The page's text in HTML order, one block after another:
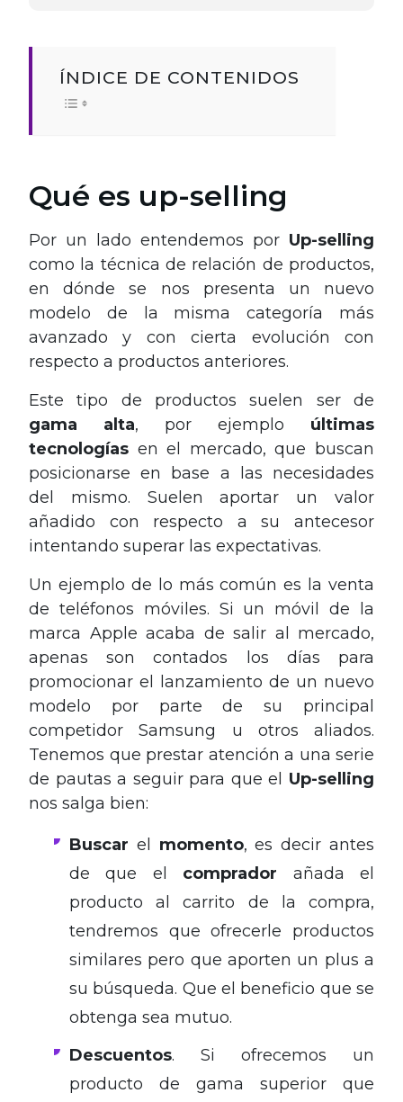
ÍNDICE DE CONTENIDOS
Qué es up-selling
Por un lado entendemos por Up-selling
como la técnica de relación de productos,
en dónde se nos presenta un nuevo
modelo de la misma categoría más
avanzado y con cierta evolución con
respecto a productos anteriores.
Este tipo de productos suelen ser de
gama
alta, por ejemplo últimas
tecnologías en el mercado, que buscan
posicionarse en base a las necesidades
del mismo. Suelen aportar un valor
añadido con respecto a su antecesor
intentando superar las expectativas.
Un ejemplo de lo más común es la venta
de teléfonos móviles. Si un móvil de la
marca Apple acaba de salir al mercado,
apenas son contados los días para
promocionar el lanzamiento de un nuevo
modelo por parte de su principal
competidor Samsung u otros aliados.
Tenemos que prestar atención a una serie
de pautas a seguir para que el Up-selling
nos salga bien:
Buscar el momento, es decir antes
de que el comprador añada el
producto al carrito de la compra,
tendremos que ofrecerle productos
similares pero que aporten un plus a
su búsqueda. Que el beneficio que se
obtenga sea mutuo.
Descuentos. Si ofrecemos un
producto de gama superior que